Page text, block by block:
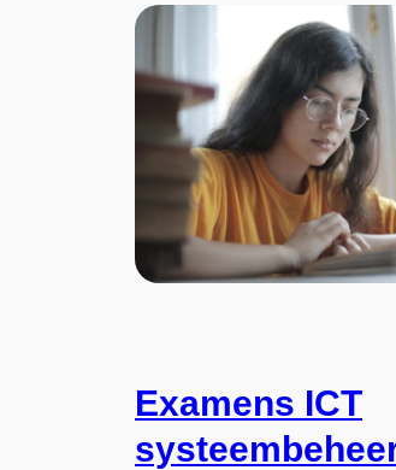
Examens ICT